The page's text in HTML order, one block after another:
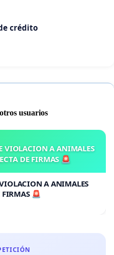
crédito
usuarios
VIOLACION A ANIMALES
DE FIRMAS 🚨
A ANIMALES
FIRMAS 🚨